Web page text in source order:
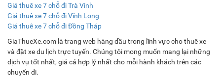
Giá thuê xe 7 chỗ đi Trà Vinh
Giá thuê xe 7 chỗ đi Vĩnh Long
Giá thuê xe 7 chỗ đi Đồng Tháp
GiaThueXe.com là trang web hàng đầu trong lĩnh vực cho thuê xe
và đặt xe du lịch trực tuyến. Chúng tôi mong muốn mang lại những
dịch vụ tốt nhất, giá cả hợp lý nhất cho mỗi hành khách trên các
chuyến đi.